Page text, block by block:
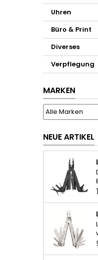
Uhren
Büro & Print
Diverses
Verpflegung
MARKEN
NEUE ARTIKEL
EINMANN-